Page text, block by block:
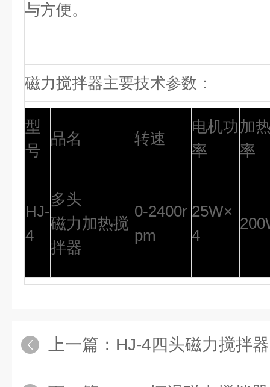
与方便。
磁力搅拌器主要技术参数：
型
号
品名 转速
电机功
率
加
率
HJ-
4
多头
磁力加热搅
拌器
0-2400r
pm
25W×
4
上一篇： HJ-4四头磁力搅拌器